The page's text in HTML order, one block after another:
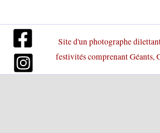
contenu
Site d'un photographe
festivités comprenant Géants,